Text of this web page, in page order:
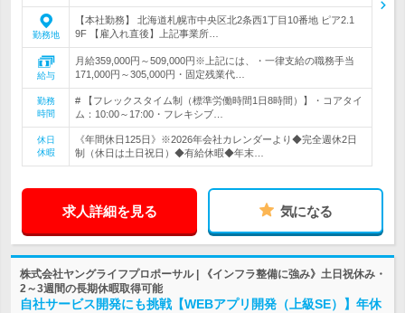
勤務地
【本社勤務】 北海道札幌市中央区北2条西1丁目10番地 ピア2.1
9F 【雇入れ直後】上記事業所…
給与
月給359,000円～509,000円※上記には、・一律支給の職務手当
171,000円～305,000円・固定残業代…
勤務
時間
# 【フレックスタイム制（標準労働時間1日8時間）】・コアタイ
ム：10:00～17:00・フレキシブ…
休日
休暇
《年間休日125日》※2026年会社カレンダーより◆完全週休2日
制（休日は土日祝日）◆有給休暇◆年末…
求人詳細を見る 気になる
株式会社ヤングライフプロポーサル | 《インフラ整備に強み》土日祝休み・
2～3週間の長期休暇取得可能
自社サービス開発にも挑戦【WEBアプリ開発（上級SE）】年休